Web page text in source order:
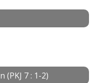
7 : 1-2)